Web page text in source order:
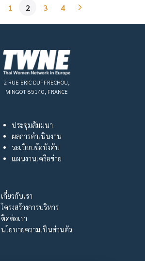
1 2 3 4
2 RUE ERIC DUFFRECHOU,
MINGOT 65140, FRANCE
ประชุมสัมมนา
ผลการดำเนินงาน
ระเบียบข้อบังคับ
แผนงานเครือข่าย
เกี่ยวกับเรา
โครงสร้างการบริหาร
ติดต่อเรา
นโยบายความเป็นส่วนตัว